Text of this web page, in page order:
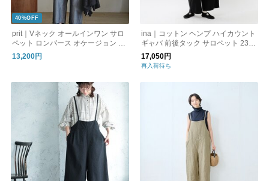
40%OFF
prit｜Vネック オールインワン サロ
ペット ロンパース オケージョン フ
ォーマル P71629 プリット
13,200円
ina｜コットン ヘンプ ハイカウント
ギャバ 前後タック サロペット 2311
19-kk
17,050円
再入荷待ち